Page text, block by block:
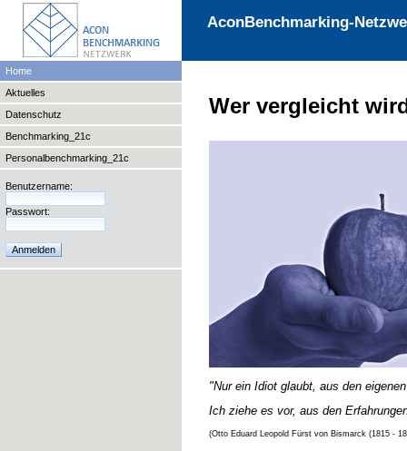
AconBenchmarking-
Home
Aktuelles
Datenschutz
Benchmarking_21c
Personalbenchmarking_21c
Benutzername:
Passwort:
Wer vergleicht
"Nur ein Idiot glaubt, aus den
Ich ziehe es vor, aus den
(Otto Eduard Leopold Fürst von Bismarck (1815 -